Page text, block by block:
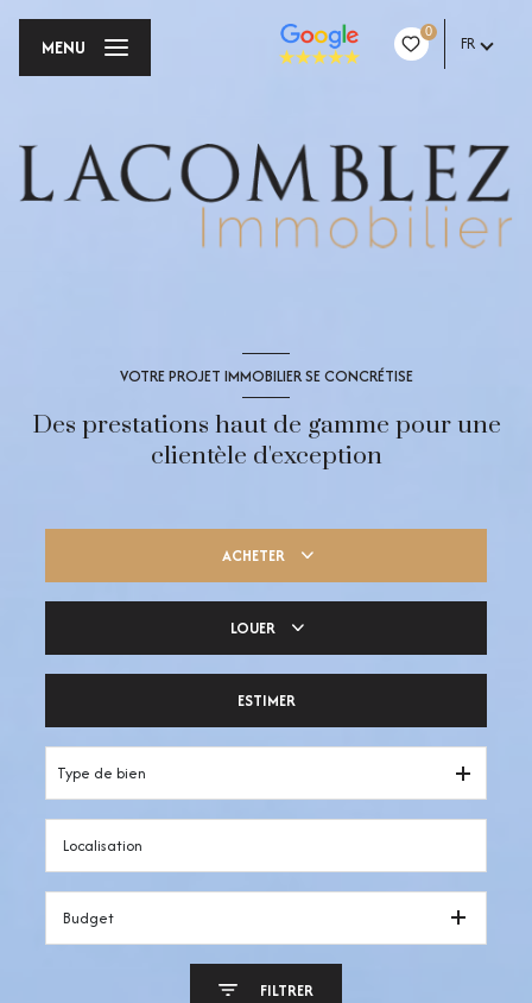
0
FR
MENU
VOTRE PROJET IMMOBILIER SE CONCRÉTISE
Des prestations haut de gamme pour une
clientèle d'exception
ACHETER
LOUER
ESTIMER
Type de bien
Budget
FILTRER